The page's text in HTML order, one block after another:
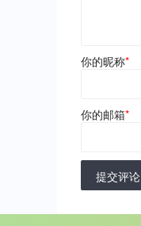
你的昵称*
你的邮箱*
提交评论